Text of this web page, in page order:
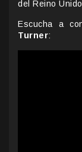
del Reino
Escucha a
Turner: